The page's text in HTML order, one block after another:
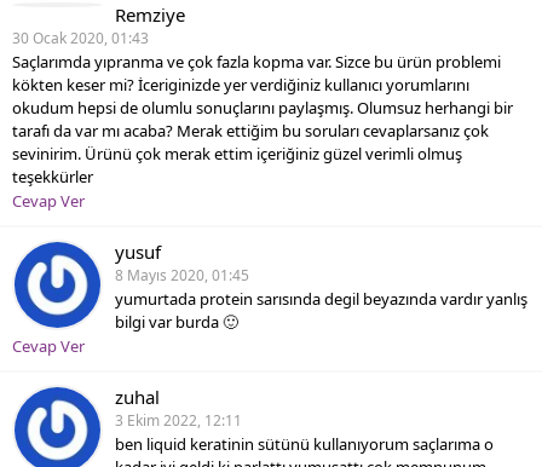
Remziye
30 Ocak 2020, 01:43
Saçlarımda yıpranma ve çok fazla kopma var. Sizce bu ürün problemi
kökten keser mi? İceriginizde yer verdiğiniz kullanıcı yorumlarını
okudum hepsi de olumlu sonuçlarını paylaşmış. Olumsuz herhangi bir
tarafı da var mı acaba? Merak ettiğim bu soruları cevaplarsanız çok
sevinirim. Ürünü çok merak ettim içeriğiniz güzel verimli olmuş
teşekkürler
Cevap Ver
yusuf
8 Mayıs 2020, 01:45
yumurtada protein sarısında degil beyazında vardır yanlış
bilgi var burda 🙂
Cevap Ver
zuhal
3 Ekim 2022, 12:11
ben liquid keratinin sütünü kullanıyorum saçlarıma o